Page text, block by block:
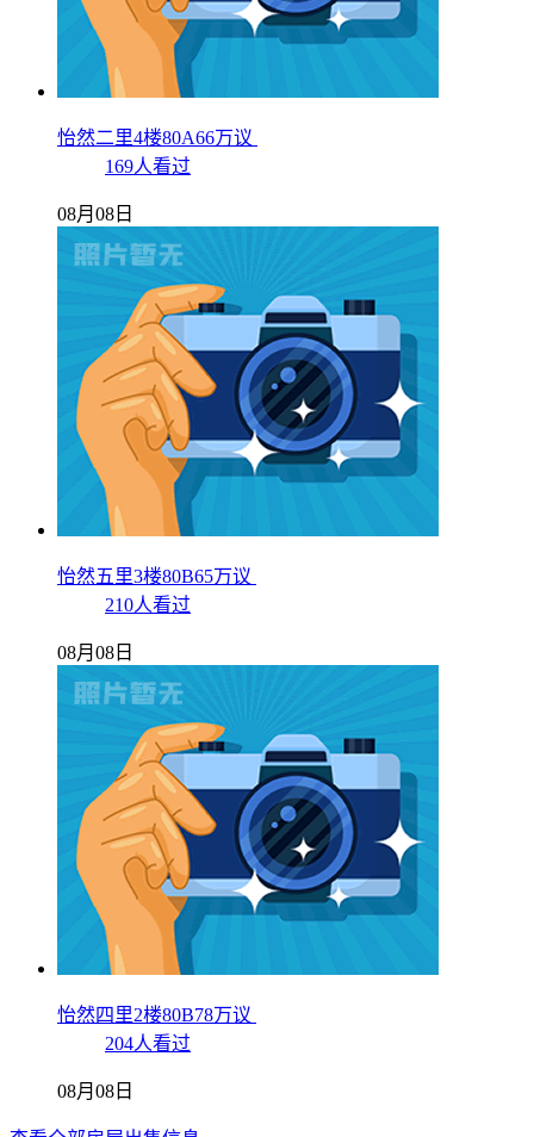
怡然二里4楼80A66万议
169人看过
08月08日
怡然五里3楼80B65万议
210人看过
08月08日
怡然四里2楼80B78万议
204人看过
08月08日